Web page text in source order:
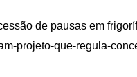
de pausas em
projeto-que-regula-